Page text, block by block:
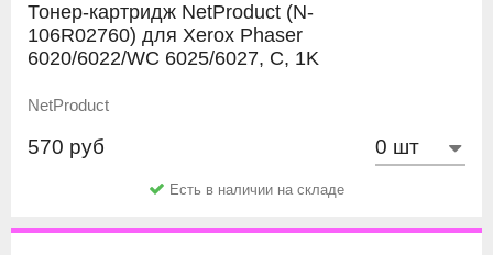
Тонер-картридж NetProduct (N-
106R02760) для Xerox Phaser
6020/6022/WC 6025/6027, C, 1K
NetProduct
570 руб
Есть в наличии на складе